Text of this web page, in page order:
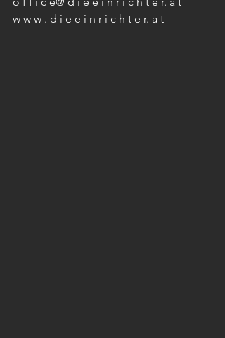
w w w . d i e e i n r i c h t e r. a t